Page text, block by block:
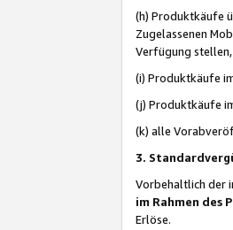
(h) Produktkäufe
Zugelassenen
Verfügung
(i) Produktkäufe
(j) Produktkäufe
(k) alle
3.
Vorbehaltlich der
im Rahmen des
Erlöse.